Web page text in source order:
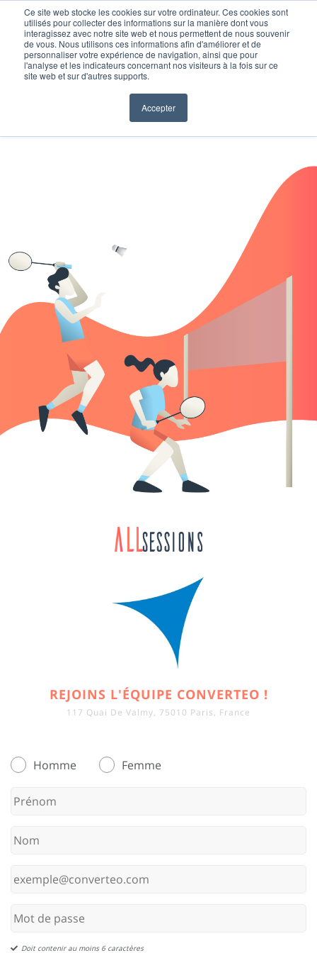
Ce site web stocke les cookies sur votre ordinateur. Ces cookies sont
utilisés pour collecter des informations sur la manière dont vous
interagissez avec notre site web et nous permettent de nous souvenir
de vous. Nous utilisons ces informations afin d'améliorer et de
personnaliser votre expérience de navigation, ainsi que pour
l'analyse et les indicateurs concernant nos visiteurs à la fois sur ce
site web et sur d'autres supports.
Accepter
REJOINS L'ÉQUIPE CONVERTEO !
117 Quai De Valmy, 75010 Paris, France
Homme Femme
Doit contenir au moins 6 caractères